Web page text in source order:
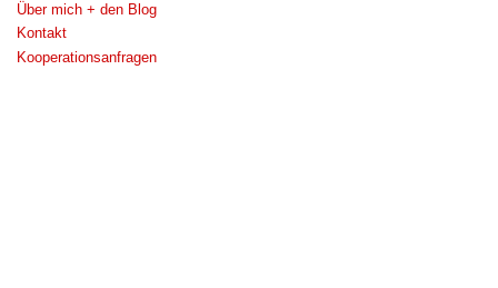
Über mich + den Blog
Kontakt
Kooperationsanfragen